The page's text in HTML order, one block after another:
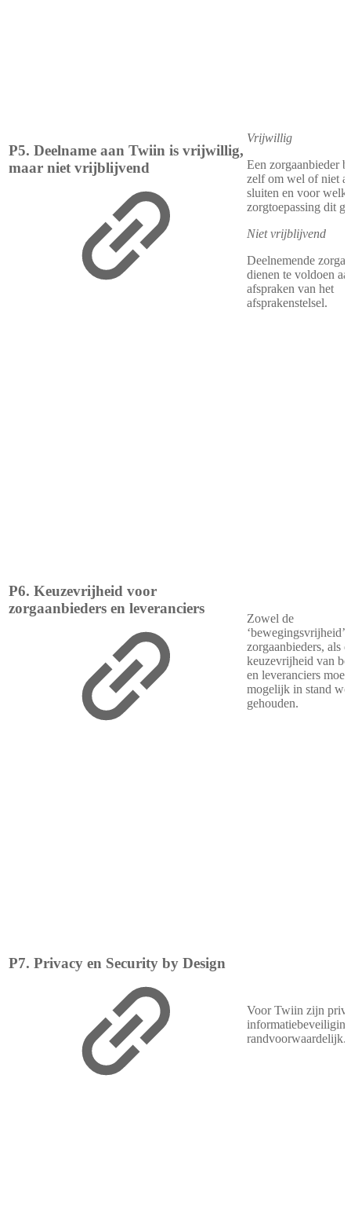
P5. Deelname aan Twiin is vrijwillig,
maar niet vrijblijvend
Vrijwillig
Een zorgaanbieder
zelf om wel of niet
sluiten en voor
zorgtoepassing dit
Niet vrijblijvend
Deelnemende
dienen te voldoen
afspraken van het
afsprakenstelsel.
P6. Keuzevrijheid voor
zorgaanbieders en leveranciers
Zowel de
‘bewegingsvrijheid’
zorgaanbieders, als
keuzevrijheid van
en leveranciers
mogelijk in stand
gehouden.
P7. Privacy en Security by Design
Voor Twiin zijn
informatiebeveiliging
randvoorwaardelijk.